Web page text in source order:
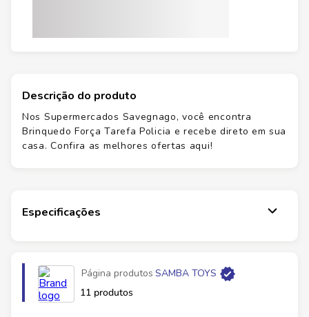
Descrição do produto
Nos Supermercados Savegnago, você encontra
Brinquedo Força Tarefa Policia e recebe direto em sua
casa. Confira as melhores ofertas aqui!
Especificações
Página produtos SAMBA TOYS
11 produtos